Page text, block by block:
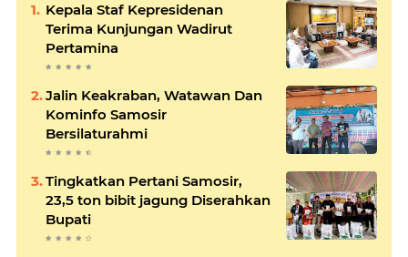
Kepala Staf Kepresidenan
Terima Kunjungan Wadirut
Pertamina
Jalin Keakraban, Watawan Dan
Kominfo Samosir
Bersilaturahmi
Tingkatkan Pertani Samosir,
23,5 ton bibit jagung Diserahkan
Bupati